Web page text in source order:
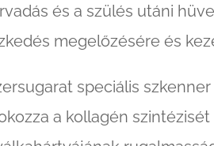
és a szülés utáni
megelőzésére és
speciális
a kollagén szintézisét